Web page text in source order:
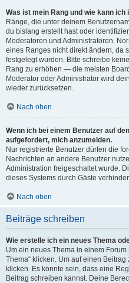
Was ist mein Rang und wie kann ich
Ränge, die unter deinem
du bislang erstellt hast oder
Moderatoren und Administratoren.
eines Ranges nicht direkt ändern, da
festgelegt wurden. Bitte schreibe
Rang zu erhöhen — die meisten
Moderator oder Administrator wird
wieder zurücksetzen.
Nach oben
Wenn ich bei einem Benutzer auf
aufgefordert, mich anzumelden.
Nur registrierte Benutzer dürfen die
Nachrichten an andere Benutzer
Administration freigeschaltet wurde.
dieses Systems durch Gäste
Nach oben
Beiträge schreiben
Wie erstelle ich ein neues Thema
Um ein neues Thema in einem
Thema“ klicken. Um auf einen Beitrag
klicken. Es könnte sein, dass eine
Beitrag schreiben kannst. Deine